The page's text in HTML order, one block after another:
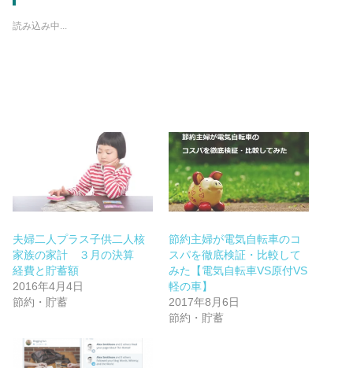
読み込み中...
夫婦二人プラス子供二人核
家族の家計 ３月の決算
経費と貯蓄額
2016年4月4日
節約・貯蓄
節約主婦が電気自転車のコ
スパを徹底検証・比較して
みた【電気自転車VS原付VS
軽の車】
2017年8月6日
節約・貯蓄